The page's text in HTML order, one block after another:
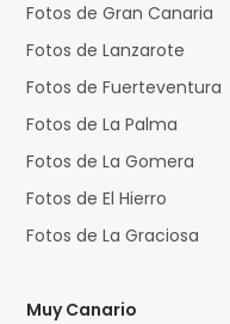
Fotos de Gran Canaria
Fotos de Lanzarote
Fotos de Fuerteventura
Fotos de La Palma
Fotos de La Gomera
Fotos de El Hierro
Fotos de La Graciosa
Muy Canario